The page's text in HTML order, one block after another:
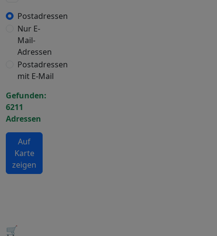
Postadressen
Nur E-
Mail-
Adressen
Postadressen
mit E-Mail
Gefunden:
6211
Adressen
Auf
Karte
zeigen
🛒